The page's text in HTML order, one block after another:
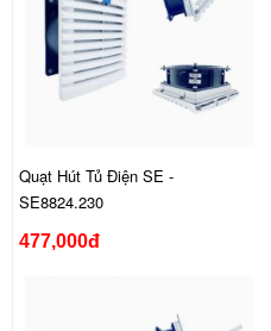
Quạt Hút Tủ Điện SE -
SE8824.230
477,000đ